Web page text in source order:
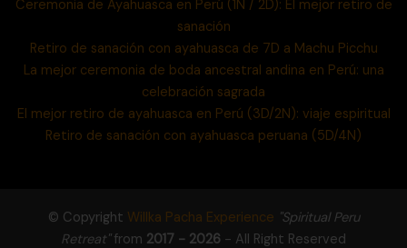
Ceremonia de Ayahuasca en Perú (1N / 2D): El mejor retiro de
sanación
Retiro de sanación con ayahuasca de 7D a Machu Picchu
La mejor ceremonia de boda ancestral andina en Perú: una
celebración sagrada
El mejor retiro de ayahuasca en Perú (3D/2N): viaje espiritual
Retiro de sanación con ayahuasca peruana (5D/4N)
© Copyright Willka Pacha Experience "Spiritual Peru
Retreat"from 2017 - 2026 - All Right Reserved